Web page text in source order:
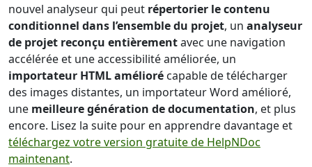
nouvel analyseur qui peut répertorier le contenu
conditionnel dans l’ensemble du projet, un analyseur
de projet reconçu entièrementavec une navigation
accélérée et une accessibilité améliorée, un
importateur HTML amélioré capable de télécharger
des images distantes, un importateur Word amélioré,
une meilleure génération de documentation, et plus
encore. Lisez la suite pour en apprendre davantage et
téléchargez votre version gratuite de HelpNDoc
maintenant.